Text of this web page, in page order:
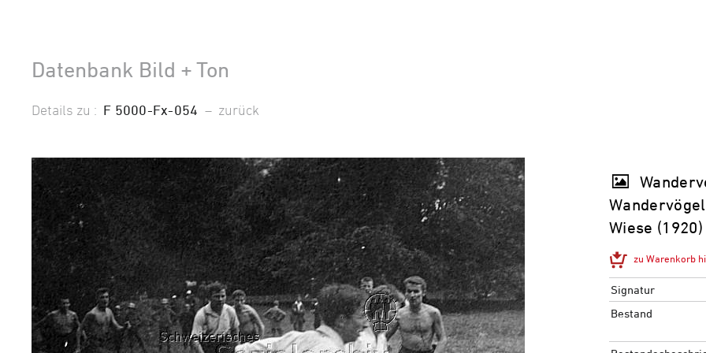
Datenbank Bild + Ton
Details zu : F 5000-Fx-054 – zurück
Wiese (1920)
zu Warenkorb
Signatur
Bestand